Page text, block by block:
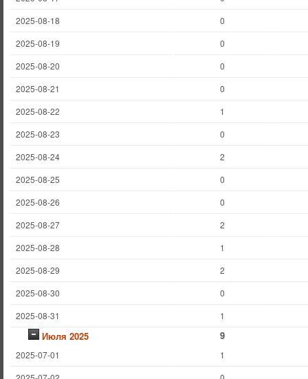
2025-08-18
0
2025-08-19
0
2025-08-20
0
2025-08-21
0
2025-08-22
1
2025-08-23
0
2025-08-24
2
2025-08-25
0
2025-08-26
0
2025-08-27
2
2025-08-28
1
2025-08-29
2
2025-08-30
0
2025-08-31
1
Июля 2025 9
2025-07-01
1